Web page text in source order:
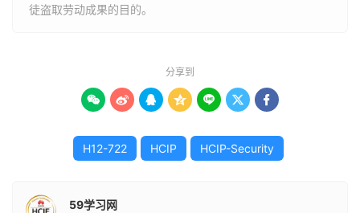
徒盗取劳动成果的目的。
分享到
      
H12-722 HCIP HCIP-Security
59学习网